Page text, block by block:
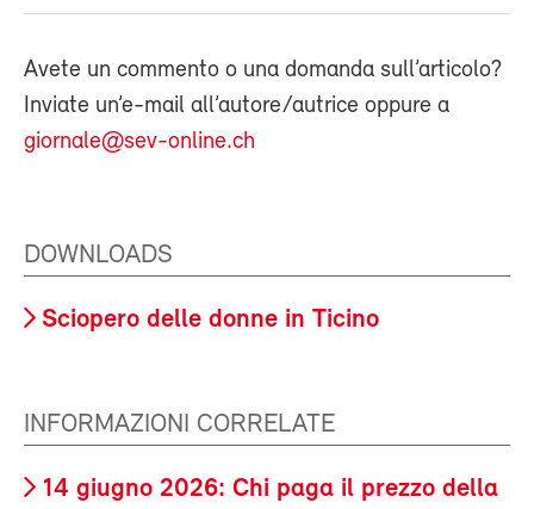
Avete un commento o una domanda sull’articolo?
Inviate un’e-mail all’autore/autrice oppure a
giornale@sev-online.ch
DOWNLOADS
Sciopero delle donne in Ticino
INFORMAZIONI CORRELATE
14 giugno 2026: Chi paga il prezzo della